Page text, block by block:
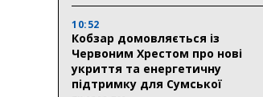
10:52
Кобзар домовляється із
Червоним Хрестом про нові
укриття та енергетичну
підтримку для Сумської